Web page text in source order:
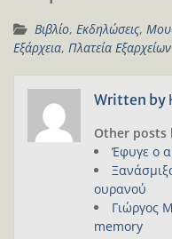
Βιβλίο, Εκδηλώσεις,
Εξάρχεια, Πλατεία Εξαρχείων
Written by
Other posts
Έφυγε ο
ουρανού
Γιώργος
memory